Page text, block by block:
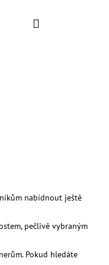
AKCENákupní
nabídnout ještě
pečlivě vybraným
Pokud hledáte